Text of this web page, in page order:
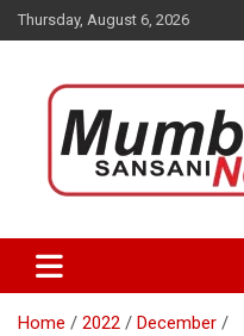
Skip
to
Thursday, August 6, 2026
Mumbai
time updates on recent
Home 2022
December